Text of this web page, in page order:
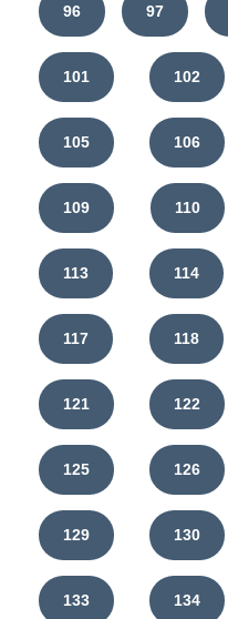
96 97
101 102
105 106
109 110
113 114
117 118
121 122
125 126
129 130
133 134